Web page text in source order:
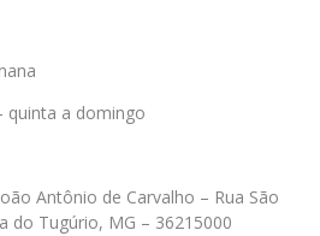
quinta a domingo
Antônio de Carvalho – Rua São
do Tugúrio, MG – 36215000